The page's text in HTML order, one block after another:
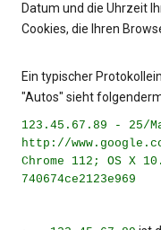
Datum und die Uhrzeit
Cookies, die Ihren
Ein typischer
"Autos" sieht
123.45.67.89 - 25/
http://
Chrome 112; OS X
740674ce2123e969